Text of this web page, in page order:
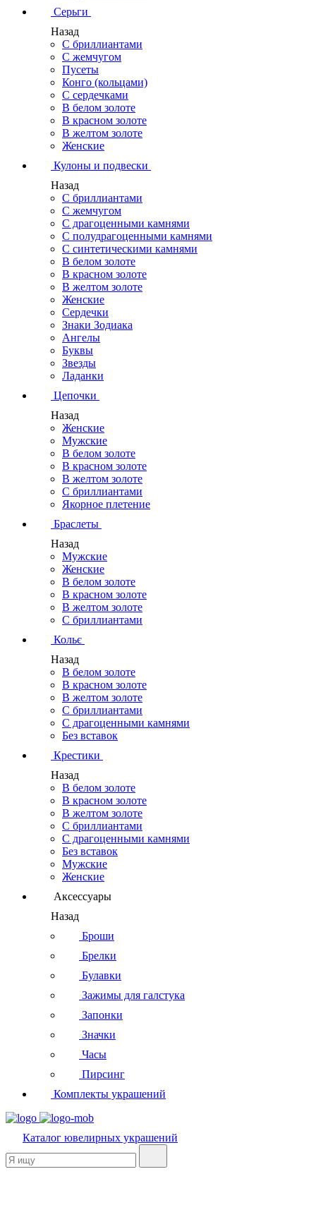
Серьги
Назад
С бриллиантами
С жемчугом
Пусеты
Конго (кольцами)
С сердечками
В белом золоте
В красном золоте
В желтом золоте
Женские
Кулоны и подвески
Назад
С бриллиантами
С жемчугом
С драгоценными камнями
С полудрагоценными камнями
С синтетическими камнями
В белом золоте
В красном золоте
В желтом золоте
Женские
Сердечки
Знаки Зодиака
Ангелы
Буквы
Звезды
Ладанки
Цепочки
Назад
Женские
Мужские
В белом золоте
В красном золоте
В желтом золоте
С бриллиантами
Якорное плетение
Браслеты
Назад
Мужские
Женские
В белом золоте
В красном золоте
В желтом золоте
С бриллиантами
Кольє
Назад
В белом золоте
В красном золоте
В желтом золоте
С бриллиантами
С драгоценными камнями
Без вставок
Крестики
Назад
В белом золоте
В красном золоте
В желтом золоте
С бриллиантами
С драгоценными камнями
Без вставок
Мужские
Женские
Аксессуары
Назад
Броши
Брелки
Булавки
Зажимы для галстука
Запонки
Значки
Часы
Пирсинг
Комплекты украшений
Каталог ювелирных украшений